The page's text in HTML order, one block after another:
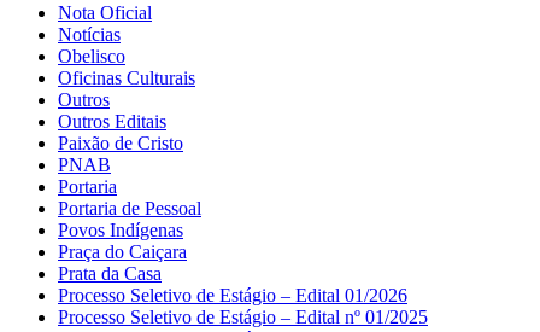
Nota Oficial
Notícias
Obelisco
Oficinas Culturais
Outros
Outros Editais
Paixão de Cristo
PNAB
Portaria
Portaria de Pessoal
Povos Indígenas
Praça do Caiçara
Prata da Casa
Processo Seletivo de Estágio – Edital 01/2026
Processo Seletivo de Estágio – Edital nº 01/2025